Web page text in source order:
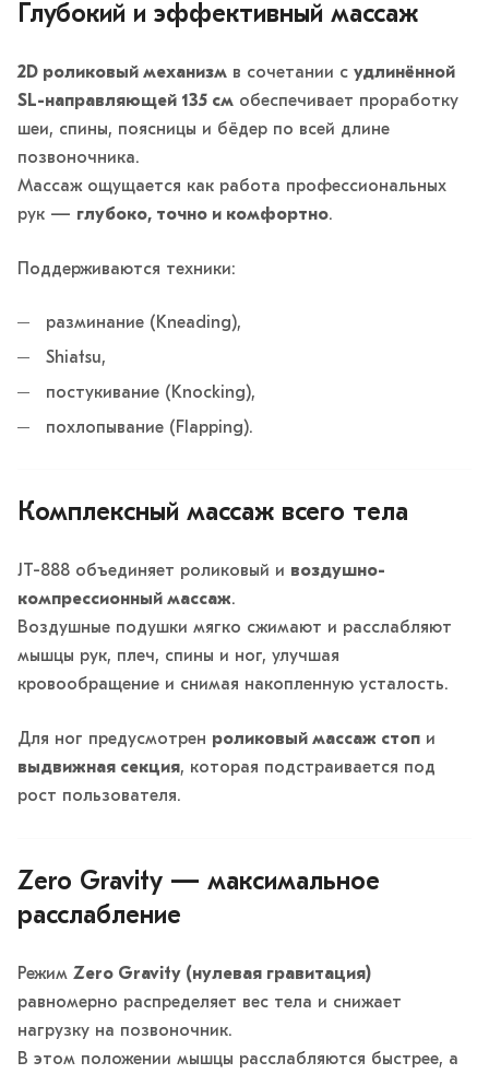
Глубокий и эффективный массаж
2D роликовый механизм в сочетании с удлинённой
SL-направляющей 135 см обеспечивает проработку
шеи, спины, поясницы и бёдер по всей длине
позвоночника.
Массаж ощущается как работа профессиональных
рук — глубоко, точно и комфортно.
Поддерживаются техники:
разминание (Kneading),
Shiatsu,
постукивание (Knocking),
похлопывание (Flapping).
Комплексный массаж всего тела
JT-888 объединяет роликовый и воздушно-
компрессионный массаж.
Воздушные подушки мягко сжимают и расслабляют
мышцы рук, плеч, спины и ног, улучшая
кровообращение и снимая накопленную усталость.
Для ног предусмотрен роликовый массаж стоп и
выдвижная секция, которая подстраивается под
рост пользователя.
Zero Gravity — максимальное
расслабление
Режим Zero Gravity (нулевая гравитация)
равномерно распределяет вес тела и снижает
нагрузку на позвоночник.
В этом положении мышцы расслабляются быстрее, а